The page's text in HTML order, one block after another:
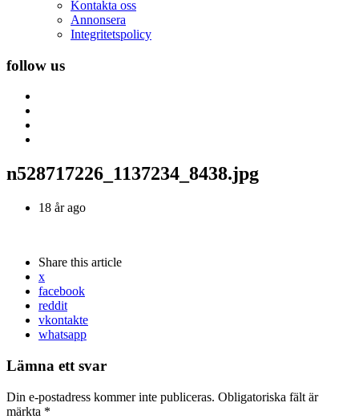
Kontakta oss
Annonsera
Integritetspolicy
follow us
n528717226_1137234_8438.jpg
18 år ago
Share this article
x
facebook
reddit
vkontakte
whatsapp
Lämna ett svar
Din e-postadress kommer inte publiceras. Obligatoriska fält är
märkta *